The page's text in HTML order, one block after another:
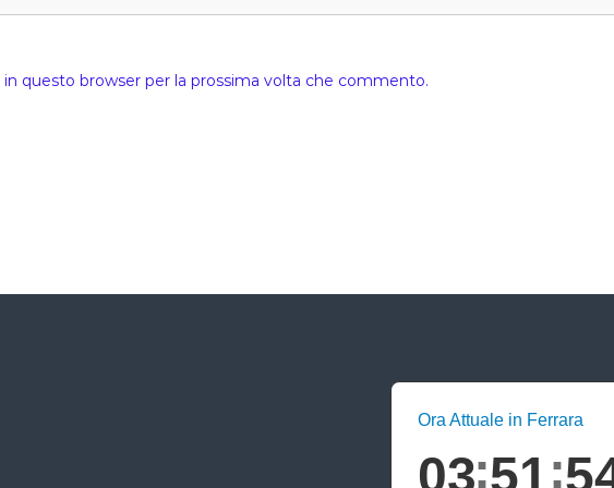
questo browser per la prossima volta che commento.
Ora Attuale in Ferrara
03 51